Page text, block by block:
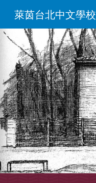
萊茵台北中文學校